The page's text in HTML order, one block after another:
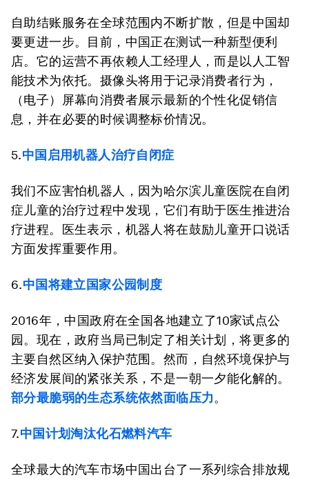
自助结账服务在全球范围内不断扩散，但是中国却
要更进一步。目前，中国正在测试一种新型便利
店。它的运营不再依赖人工经理人，而是以人工智
能技术为依托。摄像头将用于记录消费者行为，
（电子）屏幕向消费者展示最新的个性化促销信
息，并在必要的时候调整标价情况。
5.中国启用机器人治疗自闭症
我们不应害怕机器人，因为哈尔滨儿童医院在自闭
症儿童的治疗过程中发现，它们有助于医生推进治
疗进程。医生表示，机器人将在鼓励儿童开口说话
方面发挥重要作用。
6.中国将建立国家公园制度
2016年，中国政府在全国各地建立了10家试点公
园。现在，政府当局已制定了相关计划，将更多的
主要自然区纳入保护范围。然而，自然环境保护与
经济发展间的紧张关系，不是一朝一夕能化解的。
部分最脆弱的生态系统依然面临压力。
7.中国计划淘汰化石燃料汽车
全球最大的汽车市场中国出台了一系列综合排放规